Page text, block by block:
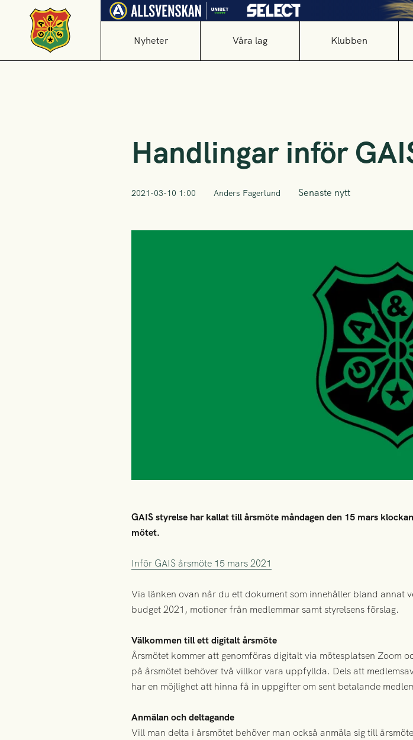
Nyheter Våra lag Klubben
Handlingar inför
2021-03-10 1:00 Anders Fagerlund Senaste nytt
GAIS styrelse har kallat till årsmöte måndagen den 15 mars
mötet.
Inför GAIS årsmöte 15 mars 2021
Via länken ovan når du ett dokument som innehåller bland annat
budget 2021, motioner från medlemmar samt styrelsens förslag.
Välkommen till ett digitalt årsmöte
Årsmötet kommer att genomföras digitalt via mötesplatsen Zoom
på årsmötet behöver två villkor vara uppfyllda. Dels att
har en möjlighet att hinna få in uppgifter om sent betalande
Anmälan och deltagande
Vill man delta i årsmötet behöver man också anmäla sig till